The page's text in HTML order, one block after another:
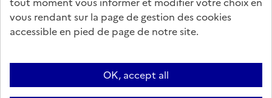
service-public.gouv.fr
data.gouv.fr
Questions fréquentes / Contacts
Informations publiques
Mentions légales
Archives presse English contents Cookies
vous rendant sur la page de gestion des cookies
accessible en pied de page de notre site.
OK, accept all